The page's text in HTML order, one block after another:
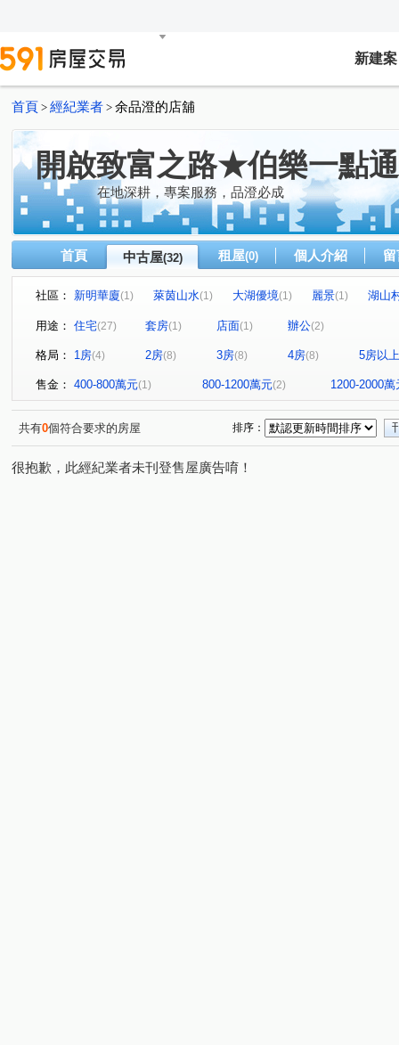
新建案
首頁 > 經紀業者 > 余品澄的店舖
開啟致富之路★伯樂一點通
在地深耕，專案服務，品澄必成
首頁 中古屋(32) 租屋(0) 個人介紹
社區： 新明華廈(1) 萊茵山水(1) 大湖優境(1) 麗景(1)
湖山
昇陽之道
瓏山林藝術館(1) (1)
錦和麗園 陽光水岸 綠大地 時間之外 (1)
城
福邸龍門A區(1) (1) 華隆經貿(1) 中研首席(1)
力霸國鼎大廈(1) 新明路(1) 康寧路一段(2) 汐平路二段
成功路五段(1) (3) 成功路四段(2)
民權東路
行善路(2) 新台五路二段(1) 明水路(1) 陽光街(1)
錦
康樂街(1) 內湖路一段 (1) 樟樹二路
用途： 住宅(27) 套房(1) 店面(1) 辦公(2)
格局： 1房(4) 2房(8) 3房(8) 4房(8) 5房以上
售金： 400-800萬元(1) 800-1200萬元(2) 1200-2000萬
共有0個符合要求的房屋 排序：
很抱歉，此經紀業者未刊登售屋廣告唷！